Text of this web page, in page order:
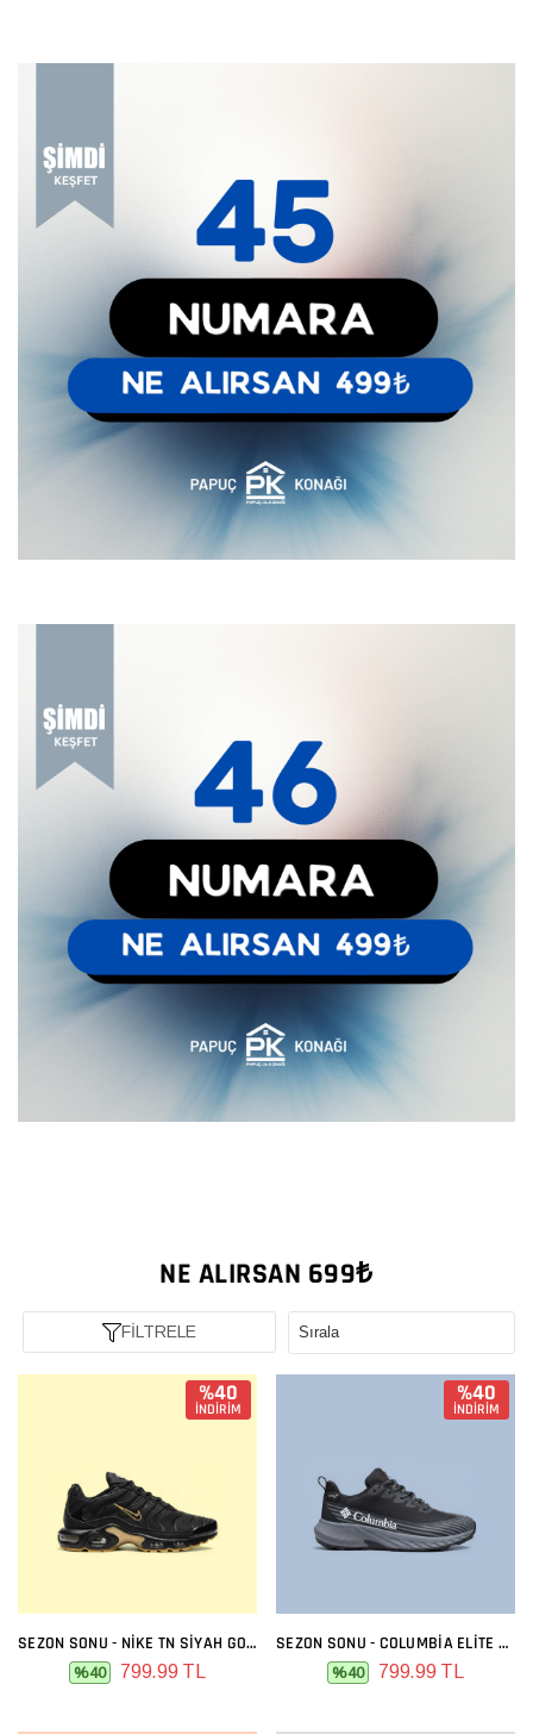
NE ALIRSAN 699₺
FİLTRELE
%40
İNDİRİM
SEZON SONU - NIKE TN SIYAH GOLD
%40 799.99 TL
%40
İNDİRİM
SEZON SONU - COLUMBIA ELITE SIYAH FÜME
%40 799.99 TL